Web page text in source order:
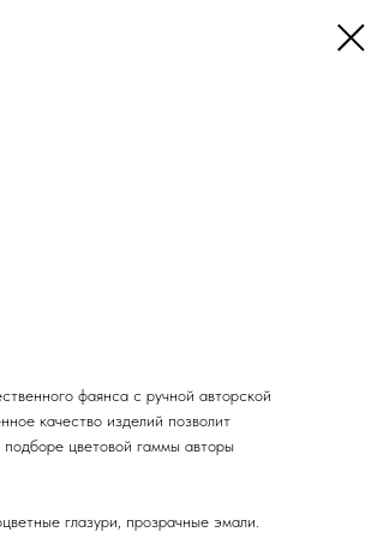
фаянса с ручной авторской
качество изделий позволит
подборе цветовой гаммы авторы
глазури, прозрачные эмали.